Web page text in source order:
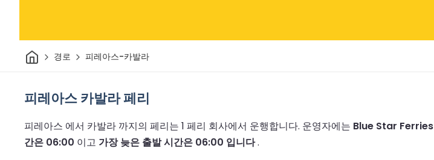
집 경로 피레아스-카발라
피레아스 카발라 페리
피레아스 에서 카발라 까지의 페리는 1 페리 회사에서 운행합니다. 운영자에는 Blue Star Ferries
간은 06:00 이고 가장 늦은 출발 시간은 06:00 입니다.